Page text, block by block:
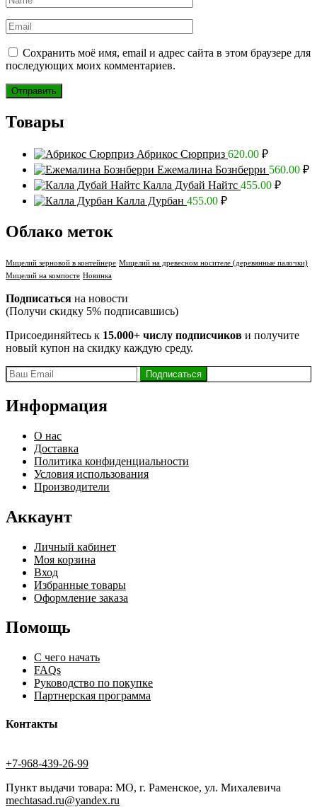
Сохранить моё имя, email и адрес сайта в этом браузере для
последующих моих комментариев.
Товары
Абрикос Сюрприз 620.00 ₽
Ежемалина Бознберри 560.00 ₽
Калла Дубай Найтс 455.00 ₽
Калла Дурбан 455.00 ₽
Облако меток
Мицелий зерновой в контейнере Мицелий на древесном носителе (деревянные палочки)
Мицелий на компосте Новинка
Подписаться на новости
(Получи скидку 5% подписавшись)
Присоединяйтесь к 15.000+ числу подписчиков и получите
новый купон на скидку каждую среду.
Информация
О нас
Доставка
Политика конфиденциальности
Условия использования
Производители
Аккаунт
Личный кабинет
Моя корзина
Вход
Избранные товары
Оформление заказа
Помощь
С чего начать
FAQs
Руководство по покупке
Партнерская программа
Контакты
+7-968-439-26-99
Пункт выдачи товара: МО, г. Раменское, ул. Михалевича
mechtasad.ru@yandex.ru